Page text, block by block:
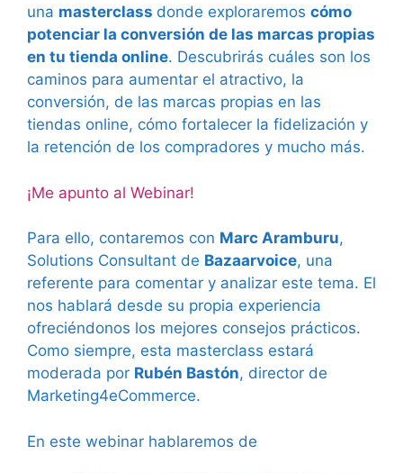
una masterclass donde exploraremos cómo
potenciar la conversión de las marcas propias
en tu tienda online. Descubrirás cuáles son los
caminos para aumentar el atractivo, la
conversión, de las marcas propias en las
tiendas online, cómo fortalecer la fidelización y
la retención de los compradores y mucho más.
¡Me apunto al Webinar!
Para ello, contaremos con Marc Aramburu,
Solutions Consultant de Bazaarvoice, una
referente para comentar y analizar este tema. El
nos hablará desde su propia experiencia
ofreciéndonos los mejores consejos prácticos.
Como siempre, esta masterclass estará
moderada por Rubén Bastón, director de
Marketing4eCommerce.
En este webinar hablaremos de